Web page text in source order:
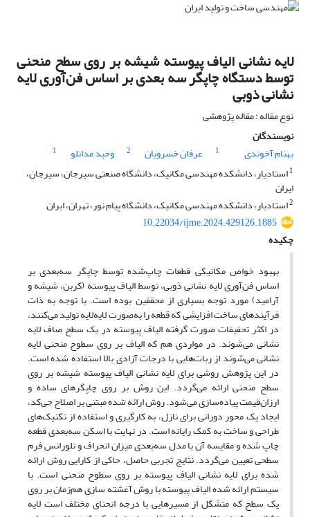
لایه نشانی الیاف پیوسته شیشه بر روی سطح منحنی
توسط دستگاه چاپگر سه بعدی بر اساس فن‌آوری لایه
نشانی ذوبی
نوع مقاله : مقاله پژوهشی
نویسندگان
بهنام آخوندی
1 عرفان خسرویان 2 وحید مدانلو
1
1استادیار، دانشکده مهندسی مکانیک، دانشگاه صنعتی سیرجان، سیرجان،
ایران
2استادیار، دانشکده مهندسی مکانیک، دانشگاه پیام نور، تهران، ایران
10.22034/ijme.2024.429126.1885
چکیده
بهبود خواص مکانیکی قطعات چاپ‌شده توسط چاپگر سه‌بعدی بر
اساس فن‌آوری لایه نشانی ذوبی، توسط الیاف پیوسته (کربن، شیشه و
آرامید) مورد توجه بسیاری از محققین بوده است. با توجه به ذات
فرآیندهای ساخت افزایشی که قطعه را به‌صورت لایه‌لایه تولید می‌کنند،
در اکثر تحقیقات صورت گرفته الیاف پیوسته در یک سطح صاف لایه
نشانی می‌شوند. در مواردی هم که الیاف بر روی سطوح منحنی لایه
نشانی می‌شوند از ربات‌هایی با درجات آزادی بالا استفاده‌ شده است.
در این پژوهش روشی برای لایه نشانی الیاف پیوسته شیشه بر روی
سطح منحنی ارائه می‌گردد. این روش بر روی چاپگرهای ساده و
ارزان‌قیمت پیاده‌سازی می‌شود. روش ارائه ‌شده مبتنی بر اصلاح جی‌کد،
ایجاد یک محور دورانی برای نازل، به ‌کارگیری و استفاده از تکنیک‌های
طراحی و ساخت به کمک رایانه است. در نهایت با اسکن سه‌بعدی قطعه
چاپ‌ شده و مقایسه آن با مدل سه‌بعدی میزان انحراف و تلورانس فرم
سطحی تعیین می‌گردد. نتایج تجربی حاصل، حاکی از کارایی روش ارائه
‌شده برای لایه نشانی الیاف پیوسته بر روی سطوح منحنی است. با
سیستم ارائه ‌شده الیاف پیوسته با روش آغشته سازی هم‌زمان بر روی
یک سطح که متشکل از مسیرهایی با درجه انحنای مختلف است لایه